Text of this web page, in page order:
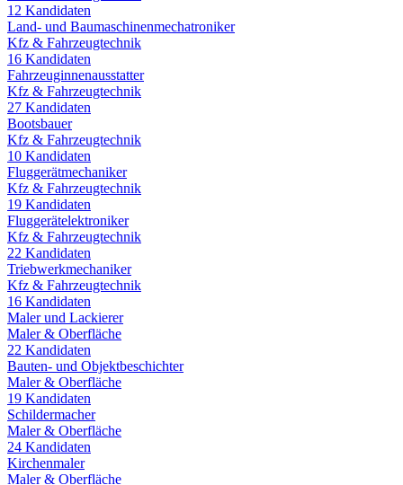
12 Kandidaten
Land- und Baumaschinenmechatroniker
Kfz & Fahrzeugtechnik
16 Kandidaten
Fahrzeuginnenausstatter
Kfz & Fahrzeugtechnik
27 Kandidaten
Bootsbauer
Kfz & Fahrzeugtechnik
10 Kandidaten
Fluggerätmechaniker
Kfz & Fahrzeugtechnik
19 Kandidaten
Fluggerätelektroniker
Kfz & Fahrzeugtechnik
22 Kandidaten
Triebwerkmechaniker
Kfz & Fahrzeugtechnik
16 Kandidaten
Maler und Lackierer
Maler & Oberfläche
22 Kandidaten
Bauten- und Objektbeschichter
Maler & Oberfläche
19 Kandidaten
Schildermacher
Maler & Oberfläche
24 Kandidaten
Kirchenmaler
Maler & Oberfläche